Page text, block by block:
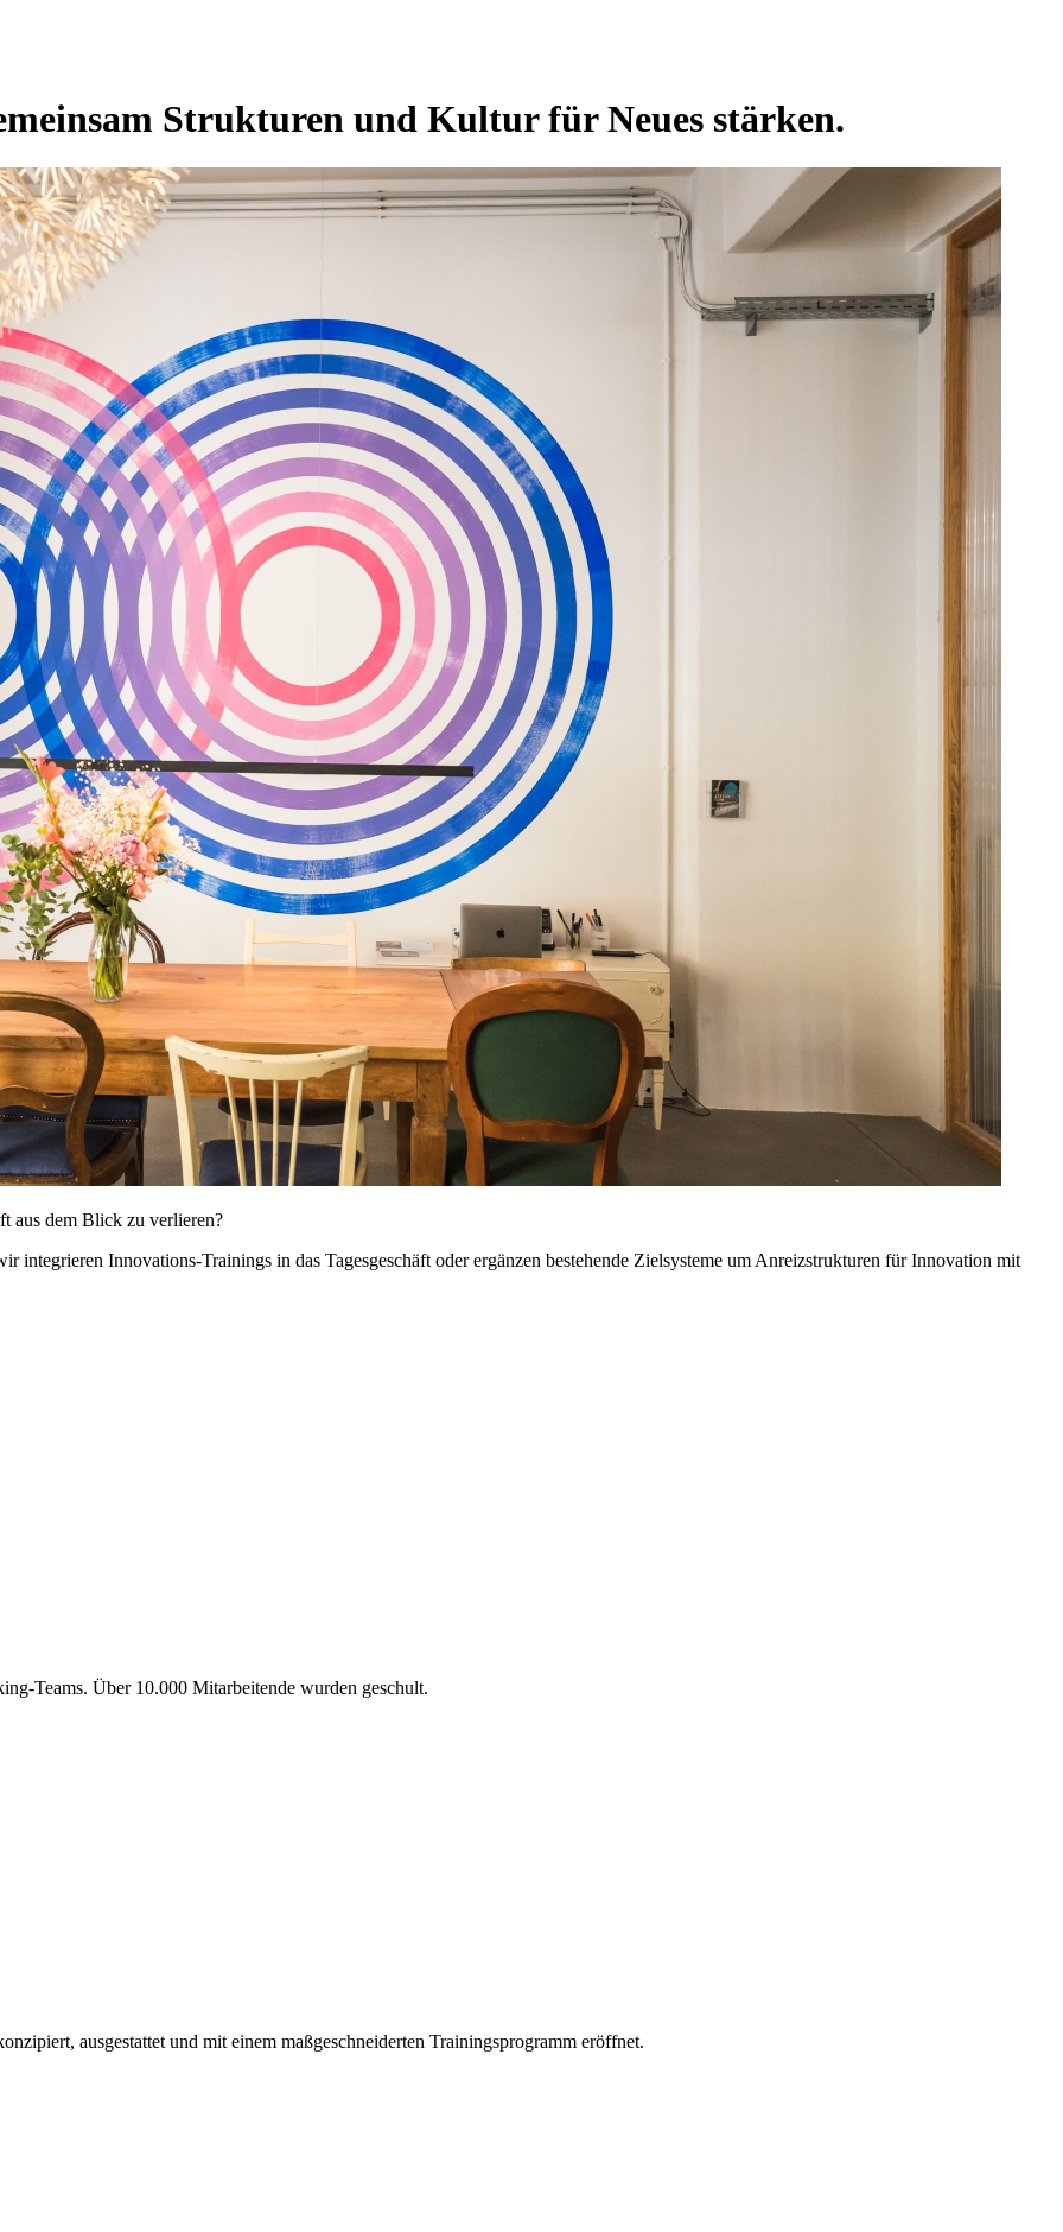
Strukturen und Kultur für Neues stärken.
aus dem Blick zu verlieren?
Innovations-Trainings in das Tagesgeschäft oder ergänzen bestehende Zielsysteme um Anreizstrukturen für Innovation mit
Teams. Über 10.000 Mitarbeitende wurden geschult.
ausgestattet und mit einem maßgeschneiderten Trainingsprogramm eröffnet.